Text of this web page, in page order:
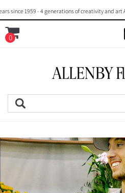
1959 - 4 generations of creativity and art A
0